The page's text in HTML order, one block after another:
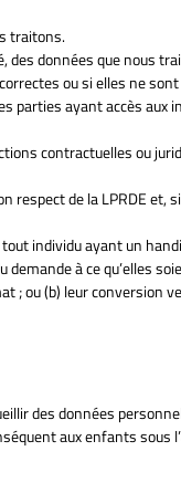
traitons.
des données que nous
ou si elles ne sont
parties ayant accès aux
contractuelles ou
respect de la LPRDE et,
individu ayant un
demande à ce qu’elles
; ou (b) leur conversion
des données
aux enfants sous